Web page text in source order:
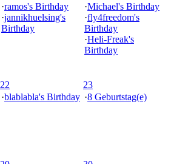
·ramos's Birthday
·jannikhuelsing's
Birthday
·Michael's Birthday
·fly4freedom's
Birthday
·Heli-Freak's
Birthday
22
·blablabla's Birthday
23
·8 Geburtstag(e)